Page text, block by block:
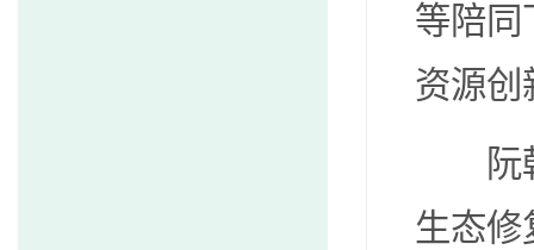
等陪同
资源创
生态修